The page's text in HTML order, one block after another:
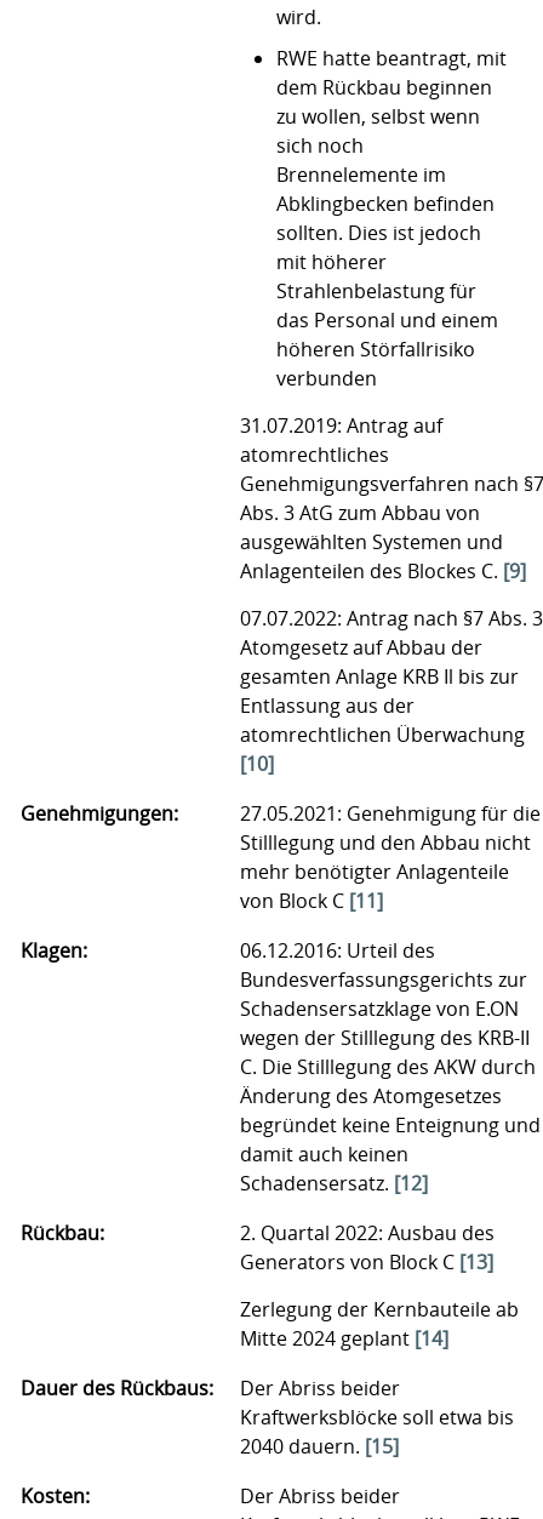
wird.
RWE hatte beantragt, mit
dem Rückbau beginnen
zu wollen, selbst wenn
sich noch
Brennelemente im
Abklingbecken befinden
sollten. Dies ist jedoch
mit höherer
Strahlenbelastung für
das Personal und einem
höheren Störfallrisiko
verbunden
31.07.2019: Antrag auf
atomrechtliches
Genehmigungsverfahren nach §7
Abs. 3 AtG zum Abbau von
ausgewählten Systemen und
Anlagenteilen des Blockes C. [9]
07.07.2022: Antrag nach §7 Abs. 3
Atomgesetz auf Abbau der
gesamten Anlage KRB Il bis zur
Entlassung aus der
atomrechtlichen Überwachung
[10]
Genehmigungen:
27.05.2021: Genehmigung für die
Stilllegung und den Abbau nicht
mehr benötigter Anlagenteile
von Block C [11]
Klagen:
06.12.2016: Urteil des
Bundesverfassungsgerichts zur
Schadensersatzklage von E.ON
wegen der Stilllegung des KRB-II
C. Die Stilllegung des AKW durch
Änderung des Atomgesetzes
begründet keine Enteignung und
damit auch keinen
Schadensersatz. [12]
Rückbau:
2. Quartal 2022: Ausbau des
Generators von Block C [13]
Zerlegung der Kernbauteile ab
Mitte 2024 geplant [14]
Dauer des Rückbaus:
Der Abriss beider
Kraftwerksblöcke soll etwa bis
2040 dauern. [15]
Kosten:
Der Abriss beider